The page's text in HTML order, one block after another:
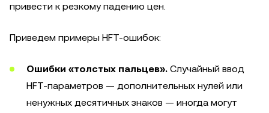
привести к резкому падению цен.
Приведем примеры HFT-ошибок:
Ошибки «толстых пальцев». Случайный ввод
HFT-параметров — дополнительных нулей или
ненужных десятичных знаков — иногда могут